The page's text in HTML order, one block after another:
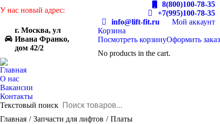
У нас новый адрес:
г. Москва, ул
Ивана Франко,
дом 42/2
8(800)100-78-35
+7(995)100-78-35
info@lift-fit.ru
Мой аккаунт
Корзина
Посмотреть корзинуОформить заказ
No products in the cart.
Главная
О нас
Вакансии
Контакты
Текстовый поиск
You are here:
Главная Запчасти для лифтов
Платы